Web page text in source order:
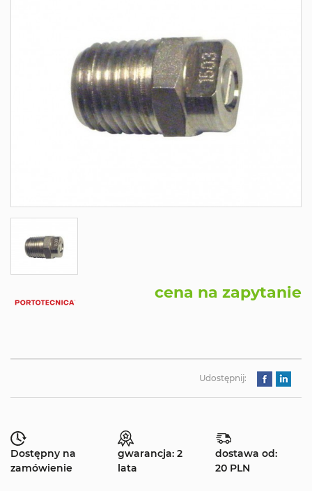
cena na zapytanie
Udostępnij:
Dostępny na
zamówienie
gwarancja: 2
lata
dostawa od:
20 PLN